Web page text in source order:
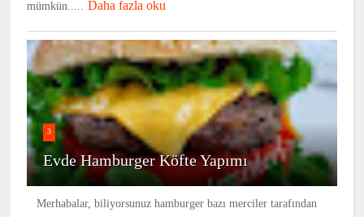
mümkün..... Daha fazla oku
3
Evde Hamburger Köfte Yapımı
Merhabalar, biliyorsunuz hamburger bazı merciler tarafından